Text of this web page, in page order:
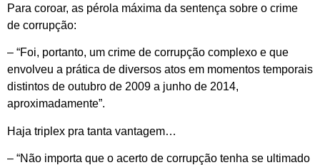
Para coroar, as pérola máxima da sentença sobre o crime
de corrupção:
– “Foi, portanto, um crime de corrupção complexo e que
envolveu a prática de diversos atos em momentos temporais
distintos de outubro de 2009 a junho de 2014,
aproximadamente”.
Haja triplex pra tanta vantagem…
– “Não importa que o acerto de corrupção tenha se ultimado